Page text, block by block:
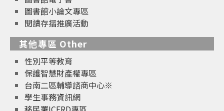
圖書館小論文專區
閱讀存摺推廣活動
其他專區 Other
性別平等教育
保護智慧財產權專區
台南二區輔導諮商中心※
學生事務資訊網